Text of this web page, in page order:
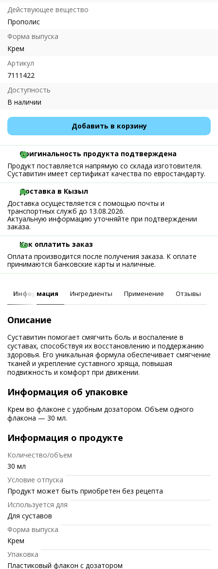
Действующее вещество
Прополис
Форма выпуска
Крем
Артикул
7111422
Доступность
В наличии
Добавить в корзину
Оригинальность продукта подтверждена
Продукт поставляется напрямую со склада изготовителя.
Суставитин имеет сертификат качества по евростандарту.
Доставка в Кызыл
Доставка осуществляется с помощью почты и
транспортных служб до 13.08.2026.
Актуальную информацию уточняйте при подтверждении
заказа.
Как оплатить заказ
Оплата производится после получения заказа. К оплате
принимаются банковские карты и наличные.
Информация Ингредиенты Применение Отзывы
Описание
Суставитин помогает смягчить боль и воспаление в
суставах, способствуя их восстановлению и поддержанию
здоровья. Его уникальная формула обеспечивает смягчение
тканей и укрепление суставного хряща, повышая
подвижность и комфорт при движении.
Информация об упаковке
Крем во флаконе с удобным дозатором. Объем одного
флакона — 30 мл.
Информация о продукте
Количество/объем
30 мл
Условие отпуска
Продукт может быть приобретен без рецепта
Используется для
Для суставов
Форма выпуска
Крем
Упаковка
Пластиковый флакон с дозатором